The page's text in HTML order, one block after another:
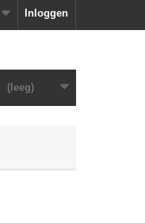
Inloggen
(leeg)